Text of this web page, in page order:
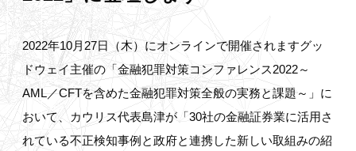
2022年10月27日（木）にオンラインで開催されますグッ
ドウェイ主催の「金融犯罪対策コンファレンス2022～
AML／CFTを含めた金融犯罪対策全般の実務と課題～」に
おいて、カウリス代表島津が「30社の金融証券業に活用さ
れている不正検知事例と政府と連携した新しい取組みの紹